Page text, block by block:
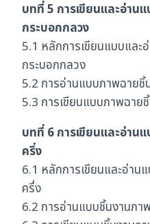
บทที่ 5 การเขียนและอ่าน
กระบอกกลวง
5.1 หลักการเขียนแบบแล
กระบอกกลวง
5.2 การอ่านแบบภาพฉาย
5.3 การเขียนแบบภาพฉาย
บทที่ 6 การเขียนและอ่าน
ครึ่ง
6.1 หลักการเขียนและอ่าน
ครึ่ง
6.2 การอ่านแบบชิ้นงานภ